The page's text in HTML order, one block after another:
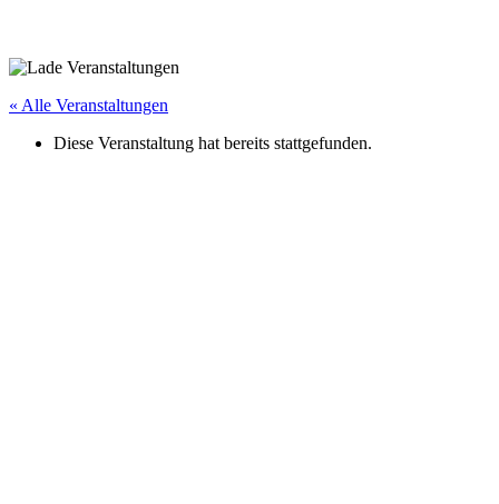
« Alle Veranstaltungen
Diese Veranstaltung hat bereits stattgefunden.